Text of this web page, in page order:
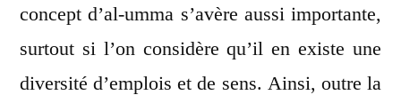
concept d’al-umma s’avère aussi importante,
surtout si l’on considère qu’il en existe une
diversité d’emplois et de sens. Ainsi, outre la